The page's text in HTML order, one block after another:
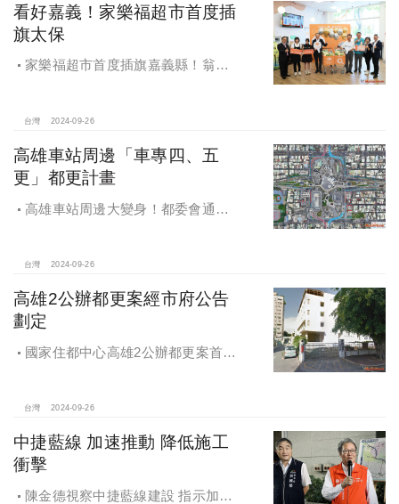
看好嘉義！家樂福超市首度插
旗太保
家樂福超市首度插旗嘉義縣！翁章
台灣 2024-09-26
高雄車站周邊「車專四、五
更」都更計畫
高雄車站周邊大變身！都委會通過
台灣 2024-09-26
高雄2公辦都更案經市府公告
劃定
國家住都中心高雄2公辦都更案首度
台灣 2024-09-26
中捷藍線 加速推動 降低施工
衝擊
陳金德視察中捷藍線建設 指示加速